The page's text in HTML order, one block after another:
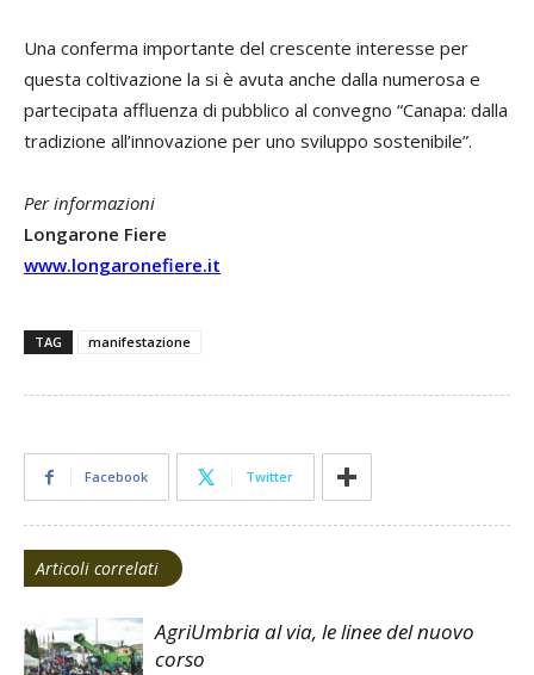
Una conferma importante del crescente interesse per
questa coltivazione la si è avuta anche dalla numerosa e
partecipata affluenza di pubblico al convegno “Canapa: dalla
tradizione all’innovazione per uno sviluppo sostenibile”.
Per informazioni
Longarone Fiere
www.longaronefiere.it
TAG manifestazione
Facebook Twitter
Articoli correlati
AgriUmbria al via, le linee del nuovo
corso